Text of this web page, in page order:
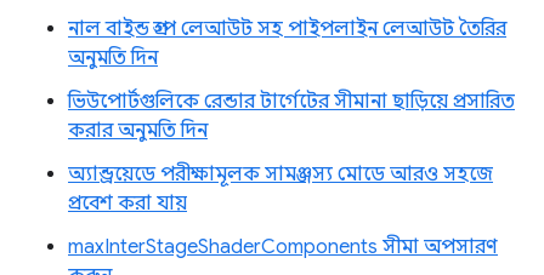
নাল বাইন্ড গ্রুপ লেআউট সহ পাইপলাইন লেআউট তৈরির
অনুমতি দিন
ভিউপোর্টগুলিকে রেন্ডার টার্গেটের সীমানা ছাড়িয়ে প্রসারিত
করার অনুমতি দিন
অ্যান্ড্রয়েডে পরীক্ষামূলক সামঞ্জস্য মোডে আরও সহজে
প্রবেশ করা যায়
maxInterStageShaderComponents সীমা অপসারণ